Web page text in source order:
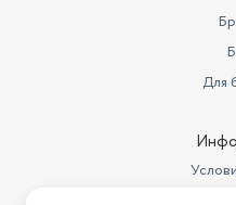
электроэнергии, что
Для